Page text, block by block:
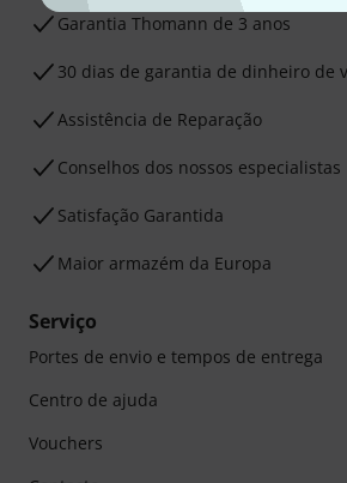
Garantia Thomann de 3 anos
30 dias de garantia de dinheiro de
Assistência de Reparação
Conselhos dos nossos especialistas
Satisfação Garantida
Maior armazém da Europa
Serviço
Portes de envio e tempos de entrega
Centro de ajuda
Vouchers